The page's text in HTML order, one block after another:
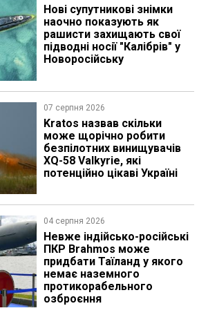
Нові супутникові знімки
наочно показують як
рашисти захищають свої
підводні носії "Калібрів" у
Новоросійську
07 серпня 2026
Kratos назвав скільки
може щорічно робити
безпілотних винищувачів
XQ-58 Valkyrie, які
потенційно цікаві Україні
04 серпня 2026
Невже індійсько-російські
ПКР Brahmos може
придбати Таїланд у якого
немає наземного
протикорабельного
озброєння